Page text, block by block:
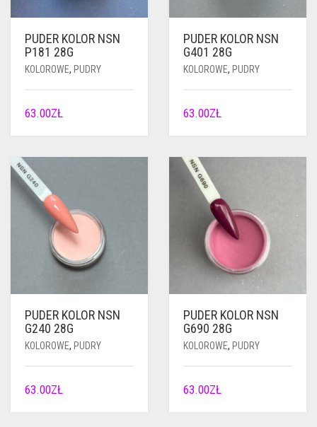
PUDER KOLOR NSN
P181 28G
KOLOROWE, PUDRY
63.00ZŁ
PUDER KOLOR NSN
G401 28G
KOLOROWE, PUDRY
63.00ZŁ
PUDER KOLOR NSN
G240 28G
KOLOROWE, PUDRY
63.00ZŁ
PUDER KOLOR NSN
G690 28G
KOLOROWE, PUDRY
63.00ZŁ